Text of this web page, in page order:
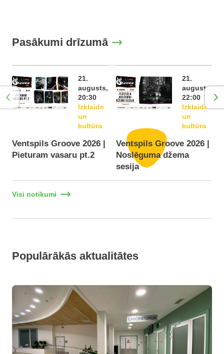
Pasākumi drīzumā
21.
augusts,
20:30
Izklaide
un
kultūra
Ventspils Groove 2026 |
Pieturam vasaru pt.2
21.
augusts,
22:00
Izklaide
un
kultūra
Ventspils Groove 2026 |
Noslēguma džema
sesija
Visi notikumi
Populārākās aktualitātes